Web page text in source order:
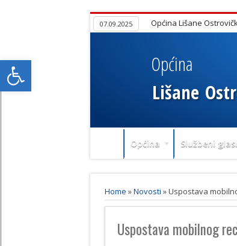
Open toolbar
07.09.2025 Općina Lišane
Lišane
Općina
Općina Službeni
Home »Novosti »Uspostava
Uspostava mobilnog